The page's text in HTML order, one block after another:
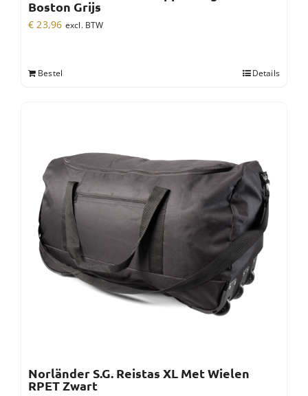
Boston Grijs
€ 23,96 excl. BTW
Bestel Details
Norländer S.G. Reistas XL Met Wielen
RPET Zwart